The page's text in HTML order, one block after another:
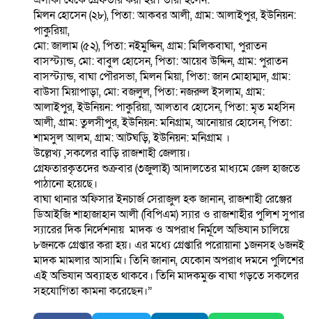
মিলন হোসেন (২৮), পিতা: আকবর আলী, গ্রাম: আলাইপুর, ইউনিয়ন:
পাকুরিয়া,
মো: জালাম (৫২), পিতা: নইমুদ্দিন, গ্রাম: মিলিকবাঘা, পুরাতন
বাসস্ট্যান্ড, মো: বাবুল হোসেন, পিতা: আয়েব উদ্দিন, গ্রাম: পুরাতন
বাসস্ট্যান্ড, বাঘা পৌরসভা, মিলন মিয়া, পিতা: জান মোহাম্মদ, গ্রাম:
বাউসা মিয়াপাড়া, মো: বজলুল, পিতা: নজরুল ইসলাম, গ্রাম:
আলাইপুর, ইউনিয়ন: পাকুরিয়া, আলতাব হোসেন, পিতা: মৃত মহসিন
আলী, গ্রাম: তুলসীপুর, ইউনিয়ন: মনিগ্রাম, আনোয়ার হোসেন, পিতা:
শামসুল আলম, গ্রাম: আটঘড়ি, ইউনিয়ন: মনিগ্রাম ।
উল্লেখ্য ,সকলের বাড়ি রাজশাহী জেলায়।
গ্রেফতারকৃতদের শুক্রবার (৩জুলাই) আদালতের মাধ্যমে জেল হাজতে
পাঠানো হয়েছে।
বাঘা থানার অফিসার ইনচার্জ সেরাজুল হক জানান, রাজশাহী রেঞ্জের
ডিআইজি শাহাজাহান আলী (বিপিএম) স্যার ও রাজশাহীর পুলিশ সুপার
স্যারের দিক নির্দেশনায় মাদক ও অপরাধ নির্মূলে অভিযান চালিয়ে
৮জনকে গ্ৰেপ্তার করা হয়। এর মধ্যে গ্ৰেপ্তারি পরোয়ানা ১জনসহ ৬জনই
মাদক মামলার আসামি। তিনি জানান, যেকোন অপরাধ দমনে পুলিশের
এই অভিযান অব্যাহত থাকবে। তিনি মাদকমুক্ত বাঘা গড়তে সকলের
সহযোগিতা কামনা করেছেন।”